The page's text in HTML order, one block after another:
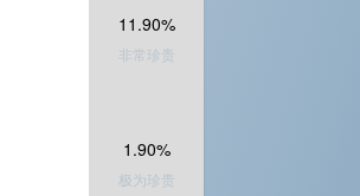
11.90%
非常珍贵
1.90%
极为珍贵